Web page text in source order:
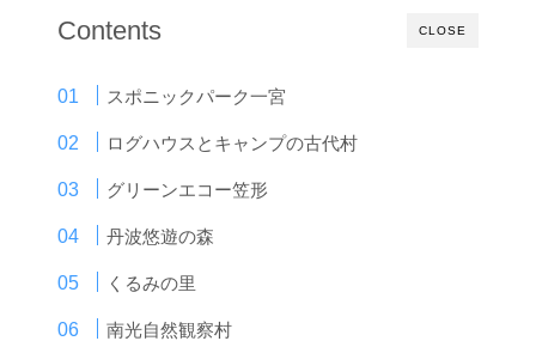
CLOSE
Contents
スポニックパーク一宮
ログハウスとキャンプの古代村
グリーンエコー笠形
丹波悠遊の森
くるみの里
南光自然観察村